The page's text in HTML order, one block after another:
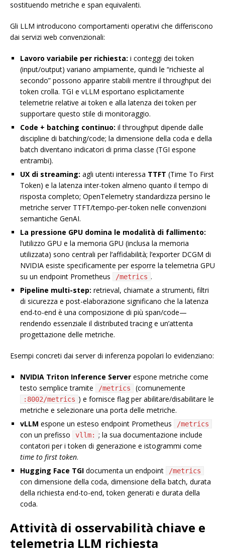
sostituendo metriche e span equivalenti.
Gli LLM introducono comportamenti operativi che differiscono
dai servizi web convenzionali:
Lavoro variabile per richiesta: i conteggi dei token
(input/output) variano ampiamente, quindi le “richieste al
secondo” possono apparire stabili mentre il throughput dei
token crolla. TGI e vLLM esportano esplicitamente
telemetrie relative ai token e alla latenza dei token per
supportare questo stile di monitoraggio.
Code + batching continuo: il throughput dipende dalle
discipline di batching/code; la dimensione della coda e della
batch diventano indicatori di prima classe (TGI espone
entrambi).
UX di streaming: agli utenti interessa TTFT (Time To First
Token) e la latenza inter-token almeno quanto il tempo di
risposta completo; OpenTelemetry standardizza persino le
metriche server TTFT/tempo-per-token nelle convenzioni
semantiche GenAI.
La pressione GPU domina le modalità di fallimento:
l’utilizzo GPU e la memoria GPU (inclusa la memoria
utilizzata) sono centrali per l’affidabilità; l’exporter DCGM di
NVIDIA esiste specificamente per esporre la telemetria GPU
su un endpoint Prometheus
/metrics .
Pipeline multi-step: retrieval, chiamate a strumenti, filtri
di sicurezza e post-elaborazione significano che la latenza
end-to-end è una composizione di più span/code—
rendendo essenziale il distributed tracing e un’attenta
progettazione delle metriche.
Esempi concreti dai server di inferenza popolari lo evidenziano:
NVIDIA Triton Inference Server espone metriche come
testo semplice tramite
/metrics (comunemente
:8002/metrics ) e fornisce flag per abilitare/disabilitare le
metriche e selezionare una porta delle metriche.
vLLM espone un esteso endpoint Prometheus /metrics
con un prefisso vllm: ; la sua documentazione include
contatori per i token di generazione e istogrammi come
time to first token.
Hugging Face TGI documenta un endpoint /metrics
con dimensione della coda, dimensione della batch, durata
della richiesta end-to-end, token generati e durata della
coda.
Attività di osservabilità chiave e
telemetria LLM richiesta